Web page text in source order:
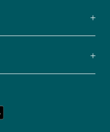
Redoute.
de
en
cualquier